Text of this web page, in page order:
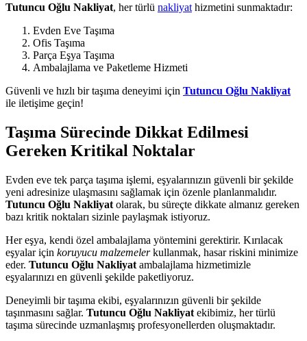
Tutuncu Oğlu Nakliyat, her türlü nakliyat hizmetini sunmaktadır:
Evden Eve Taşıma
Ofis Taşıma
Parça Eşya Taşıma
Ambalajlama ve Paketleme Hizmeti
Güvenli ve hızlı bir taşıma deneyimi için Tutuncu Oğlu Nakliyat
ile iletişime geçin!
Taşıma Sürecinde Dikkat Edilmesi
Gereken Kritikal Noktalar
Evden eve tek parça taşıma işlemi, eşyalarınızın güvenli bir şekilde
yeni adresinize ulaşmasını sağlamak için özenle planlanmalıdır.
Tutuncu Oğlu Nakliyat olarak, bu süreçte dikkate almanız gereken
bazı kritik noktaları sizinle paylaşmak istiyoruz.
Her eşya, kendi özel ambalajlama yöntemini gerektirir. Kırılacak
eşyalar için koruyucu malzemelerkullanmak, hasar riskini minimize
eder. Tutuncu Oğlu Nakliyat ambalajlama hizmetimizle
eşyalarınızı en güvenli şekilde paketliyoruz.
Deneyimli bir taşıma ekibi, eşyalarınızın güvenli bir şekilde
taşınmasını sağlar. Tutuncu Oğlu Nakliyat ekibimiz, her türlü
taşıma sürecinde uzmanlaşmış profesyonellerden oluşmaktadır.